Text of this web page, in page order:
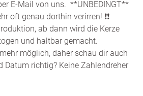
E-Mail von uns. **UNBEDINGT**
genau dorthin verirren! ❗️❗️
ab dann wird die Kerze
und haltbar gemacht.
möglich, daher schau dir auch
Datum richtig? Keine Zahlendreher